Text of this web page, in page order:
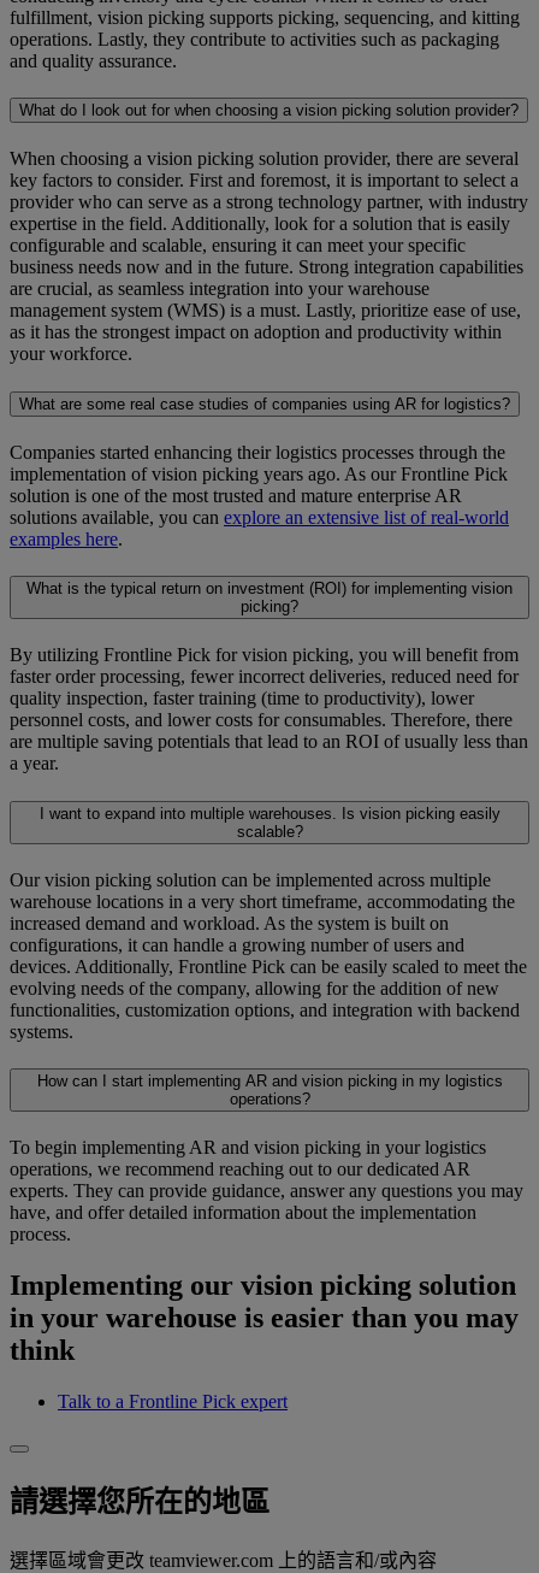
fulfillment, vision picking supports picking, sequencing, and kitting
operations. Lastly, they contribute to activities such as packaging
and quality assurance.
What do I look out for when choosing a vision picking solution provider?
When choosing a vision picking solution provider, there are several
key factors to consider. First and foremost, it is important to select a
provider who can serve as a strong technology partner, with industry
expertise in the field. Additionally, look for a solution that is easily
configurable and scalable, ensuring it can meet your specific
business needs now and in the future. Strong integration capabilities
are crucial, as seamless integration into your warehouse
management system (WMS) is a must. Lastly, prioritize ease of use,
as it has the strongest impact on adoption and productivity within
your workforce.
What are some real case studies of companies using AR for logistics?
Companies started enhancing their logistics processes through the
implementation of vision picking years ago. As our Frontline Pick
solution is one of the most trusted and mature enterprise AR
solutions available, you can explore an extensive list of real-world
examples here.
What is the typical return on investment (ROI) for implementing vision
picking?
By utilizing Frontline Pick for vision picking, you will benefit from
faster order processing, fewer incorrect deliveries, reduced need for
quality inspection, faster training (time to productivity), lower
personnel costs, and lower costs for consumables. Therefore, there
are multiple saving potentials that lead to an ROI of usually less than
a year.
I want to expand into multiple warehouses. Is vision picking easily
scalable?
Our vision picking solution can be implemented across multiple
warehouse locations in a very short timeframe, accommodating the
increased demand and workload. As the system is built on
configurations, it can handle a growing number of users and
devices. Additionally, Frontline Pick can be easily scaled to meet the
evolving needs of the company, allowing for the addition of new
functionalities, customization options, and integration with backend
systems.
How can I start implementing AR and vision picking in my logistics
operations?
To begin implementing AR and vision picking in your logistics
operations, we recommend reaching out to our dedicated AR
experts. They can provide guidance, answer any questions you may
have, and offer detailed information about the implementation
process.
Implementing our vision picking solution
in your warehouse is easier than you may
think
Talk to a Frontline Pick expert
請選擇您所在的地區
選擇區域會更改 teamviewer.com 上的語言和/或內容